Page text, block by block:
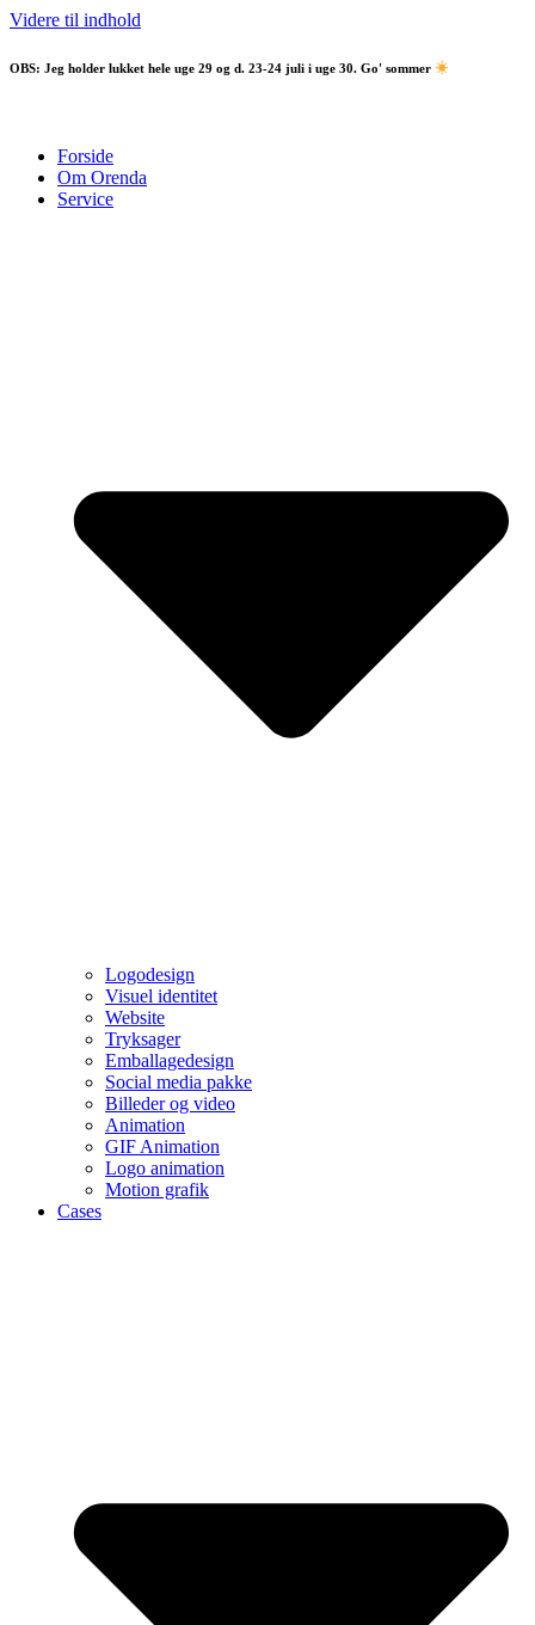
Videre til indhold
OBS: Jeg holder lukket hele uge 29 og d. 23-24 juli i uge 30. Go' sommer
Forside
Om Orenda
Service
Logodesign
Visuel identitet
Website
Tryksager
Emballagedesign
Social media pakke
Billeder og video
Animation
GIF Animation
Logo animation
Motion grafik
Cases